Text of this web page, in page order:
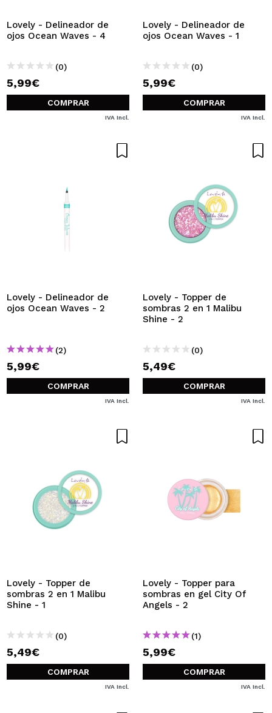
Lovely - Delineador de
ojos Ocean Waves - 4
(0)
5,99€
COMPRAR
IVA Incl.
Lovely - Delineador de
ojos Ocean Waves - 1
(0)
5,99€
COMPRAR
IVA Incl.
Lovely - Delineador de
ojos Ocean Waves - 2
(2)
5,99€
COMPRAR
IVA Incl.
Lovely - Topper de
sombras 2 en 1 Malibu
Shine - 2
(0)
5,49€
COMPRAR
IVA Incl.
Lovely - Topper de
sombras 2 en 1 Malibu
Shine - 1
(0)
5,49€
COMPRAR
IVA Incl.
Lovely - Topper para
sombras en gel City Of
Angels - 2
(1)
5,99€
COMPRAR
IVA Incl.